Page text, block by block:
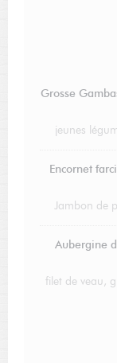
Grosse
jeunes
Encornet
Jambon de
Aubergine
filet de veau,